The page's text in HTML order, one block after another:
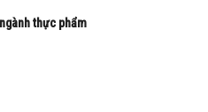
thực phẩm